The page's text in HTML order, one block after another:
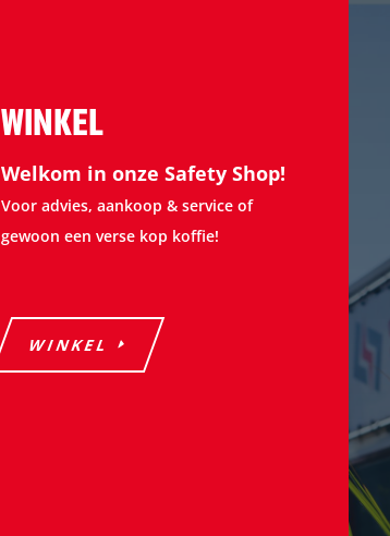
WINKEL
Welkom in onze Safety Shop!
Voor advies, aankoop & service of
gewoon een verse kop koffie!
WINKEL